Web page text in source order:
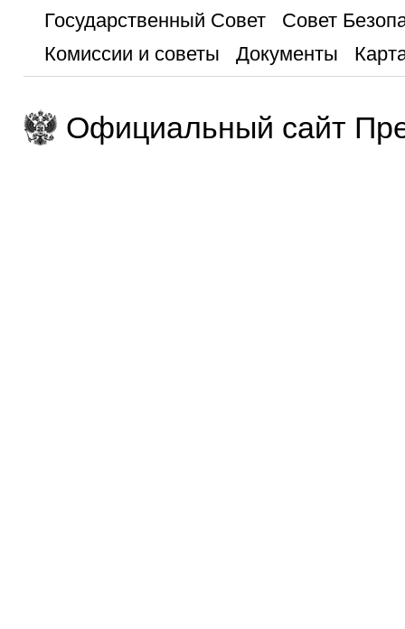
Государственный Совет
Совет
Комиссии и советы
Документы
Официальный сайт